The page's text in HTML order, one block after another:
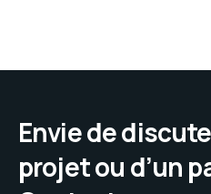
Envie de
projet ou d’un